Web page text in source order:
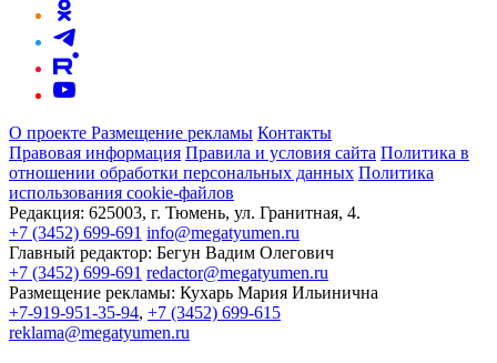
О проекте Размещение рекламы Контакты
Правовая информация Правила и условия сайта Политика в
отношении обработки персональных данных Политика
использования cookie-файлов
Редакция: 625003, г. Тюмень, ул. Гранитная, 4.
+7 (3452) 699-691 info@megatyumen.ru
Главный редактор: Бегун Вадим Олегович
+7 (3452) 699-691 redactor@megatyumen.ru
Размещение рекламы: Кухарь Мария Ильинична
+7-919-951-35-94, +7 (3452) 699-615
reklama@megatyumen.ru